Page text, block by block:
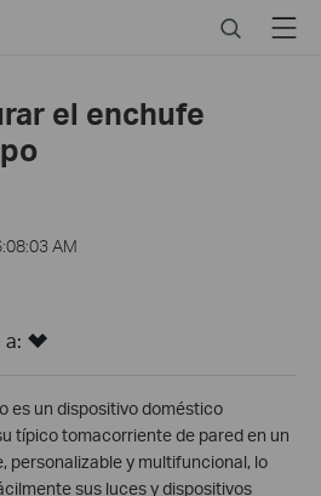
SearchMenu
el enchufe
AM
es un dispositivo doméstico
típico tomacorriente de pared en un
personalizable y multifuncional, lo
sus luces y dispositivos